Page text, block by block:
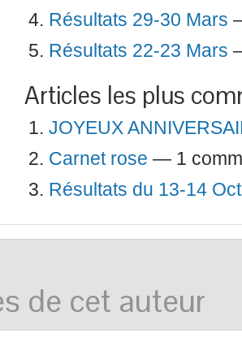
Résultats 29-30 Mars
Résultats 22-23 Mars
Articles les plus
JOYEUX
Carnet rose — 1
Résultats du 13-14
de cet auteur